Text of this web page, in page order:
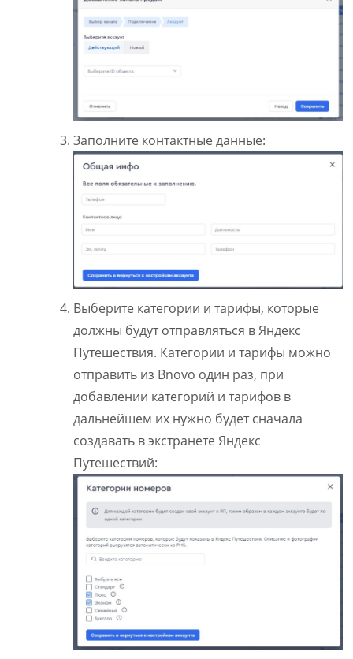
Заполните контактные данные:
Выберите категории и тарифы, которые
должны будут отправляться в Яндекс
Путешествия. Категории и тарифы можно
отправить из Bnovo один раз, при
добавлении категорий и тарифов в
дальнейшем их нужно будет сначала
создавать в экстранете Яндекс
Путешествий: